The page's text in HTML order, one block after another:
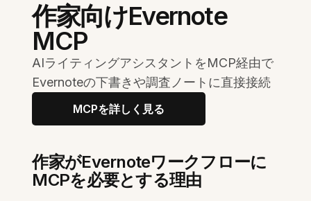
作家向けEvernote
MCP
AIライティングアシスタントをMCP経由で
Evernoteの下書きや調査ノートに直接接続
MCPを詳しく見る
作家がEvernoteワークフローに
MCPを必要とする理由